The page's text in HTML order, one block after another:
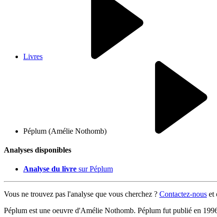
Livres
Péplum (Amélie Nothomb)
Analyses disponibles
Analyse du livre sur Péplum
Vous ne trouvez pas l'analyse que vous cherchez ? Contactez-nous et
Péplum est une oeuvre d'Amélie Nothomb. Péplum fut publié en